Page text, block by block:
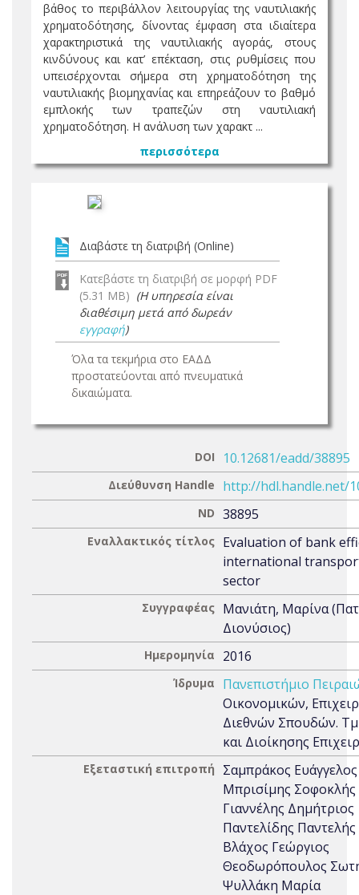
βάθος το περιβάλλον λειτουργίας της ναυτιλιακής
χρηματοδότησης, δίνοντας έμφαση στα ιδιαίτερα
χαρακτηριστικά της ναυτιλιακής αγοράς, στους
κινδύνους και κατ’ επέκταση, στις ρυθμίσεις που
υπεισέρχονται σήμερα στη χρηματοδότηση της
ναυτιλιακής βιομηχανίας και επηρεάζουν το βαθμό
εμπλοκής των τραπεζών στη ναυτιλιακή
χρηματοδότηση. Η ανάλυση των χαρακτ ...
περισσότερα
Διαβάστε τη διατριβή (Online)
Κατεβάστε τη διατριβή σε μορφή PDF
(5.31 MB) (Η υπηρεσία είναι
διαθέσιμη μετά από δωρεάν
εγγραφή)
Όλα τα τεκμήρια στο ΕΑΔΔ
προστατεύονται από πνευματικά
δικαιώματα.
DOI 10.12681/eadd/38895
Διεύθυνση Handle http://hdl.handle.net/
ND 38895
Εναλλακτικός τίτλος Evaluation of bank
international
sector
Συγγραφέας Μανιάτη, Μαρίνα
Διονύσιος)
Ημερομηνία 2016
Ίδρυμα
Πανεπιστήμιο
Οικονομικών,
Διεθνών Σπουδών.
και Διοίκησης
Εξεταστική επιτροπή
Σαμπράκος Ευάγγελος
Μπρισίμης Σοφοκλής
Γιαννέλης Δημήτριος
Παντελίδης Παντελής
Βλάχος Γεώργιος
Θεοδωρόπουλος
Ψυλλάκη Μαρία